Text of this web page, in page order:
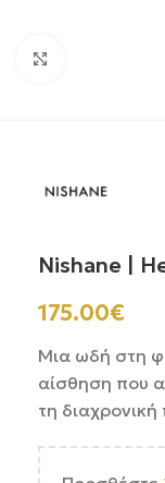
Nishane |
175.00€
Μια ωδή στη
αίσθηση που
τη διαχρονική